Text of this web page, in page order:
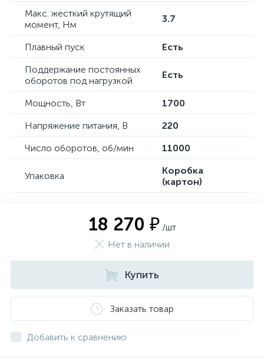
Макс. жесткий крутящий
момент, Нм
3.7
Плавный пуск
Есть
Поддержание постоянных
оборотов под нагрузкой
Есть
Мощность, Вт
1700
Напряжение питания, В
220
Число оборотов, об/мин
11000
Упаковка
Коробка
(картон)
18 270 ₽ /шт
Нет в наличии
Купить
Заказать товар
Добавить к сравнению